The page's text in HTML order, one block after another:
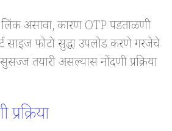
असावा, कारण OTP पडताळणी
साइज फोटो सुद्धा उपलोड करणे गरजेचे
तयारी असल्यास नोंदणी प्रक्रिया